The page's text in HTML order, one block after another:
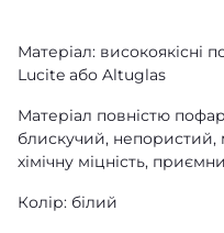
Матеріал: високоякісні
Lucite або Altuglas
Матеріал повністю
блискучий, непористий,
хімічну міцність,
Колір: білий